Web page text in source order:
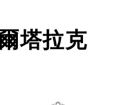
塔拉克